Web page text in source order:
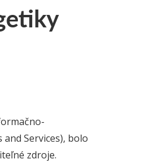
Services), bolo
zdroje.